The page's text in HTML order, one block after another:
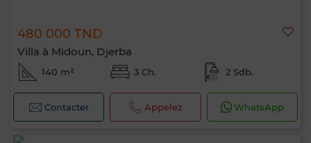
480 000 TND
Villa à Midoun, Djerba
140 m² 3 Ch. 2 Sdb.
Contacter Appelez WhatsApp